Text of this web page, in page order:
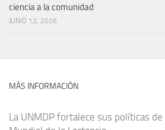
ciencia a la comunidad
JUNIO 12, 2026
MÁS INFORMACIÓN
La UNMDP fortalece sus políticas